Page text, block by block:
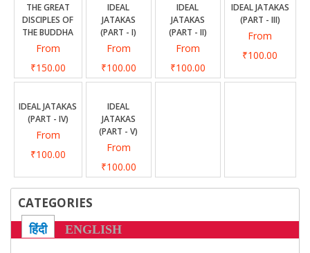
CONTACT US
THE GREAT
DISCIPLES OF
THE BUDDHA
From
₹150.00
IDEAL
JATAKAS
(PART - I)
From
₹100.00
IDEAL
JATAKAS
(PART - II)
From
₹100.00
IDEAL JATAKAS
(PART - III)
From
₹100.00
IDEAL JATAKAS
(PART - IV)
From
₹100.00
IDEAL
JATAKAS
(PART - V)
From
₹100.00
CATEGORIES
हिंदी ENGLISH